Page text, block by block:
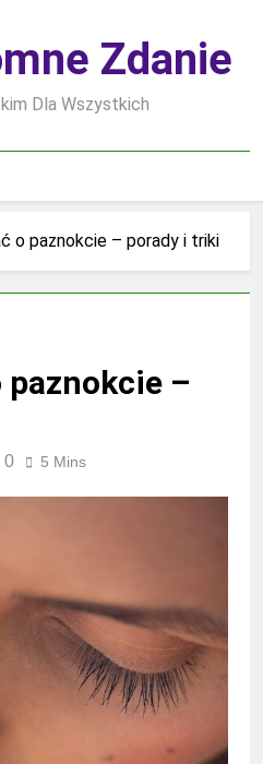
Zdanie
Dla Wszystkich
o paznokcie – porady i triki
paznokcie –
0 5 Mins